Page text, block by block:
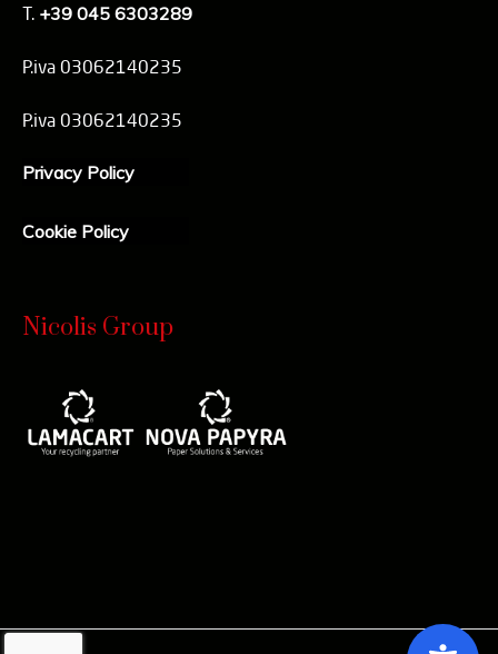
T. +39 045 6303289
P.iva 03062140235
P.iva 03062140235
Privacy Policy
Cookie Policy
Nicolis Group